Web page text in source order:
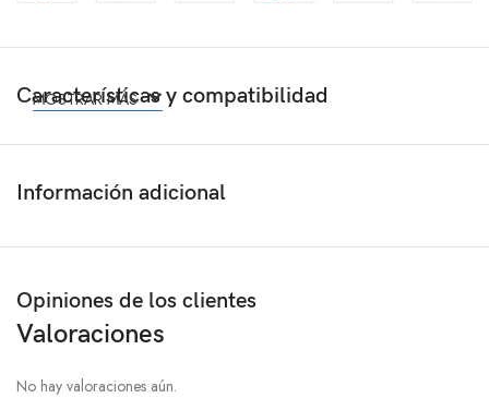
Características y compatibilidad
MOSTRAR MÁS
Información adicional
Opiniones de los clientes
Valoraciones
No hay valoraciones aún.